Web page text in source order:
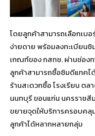
โดยลูกค้าสามารถเลือกเบ
ง่ายดาย พร้อมลงทะเบียน
เกณฑ์ของ กสทช. ผ่านช่อง
ลูกค้าสามารถซื้อซิมดีแทค
ร้านสะดวกซื้อ โรงเรียน ตล
นนทบุรี ขอนแก่น นครราชสี
ขยายจุดให้บริการครอบคลุ
ลูกค้าได้หลากหลายกลุ่ม